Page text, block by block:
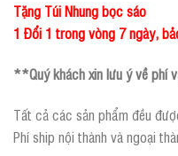
Tặng Túi Nhung bọc sáo
1 Đổi 1 trong vòng 7 ngày,
**Quý khách xin lưu ý về phí
Tất cả các sản phẩm đều
Phí ship nội thành và ngoại